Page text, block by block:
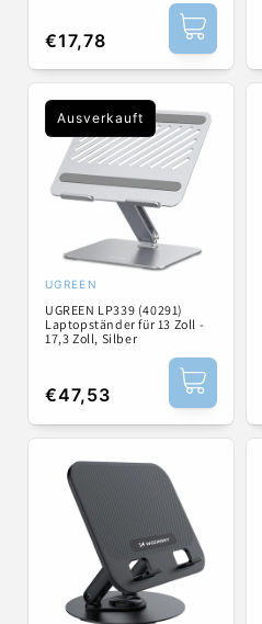
Normaler
Preis
€17,78
Ausverkauft
Anbieter:
UGREEN
UGREEN LP339 (40291)
Laptopständer für 13 Zoll -
17,3 Zoll, Silber
Normaler
Preis
€47,53